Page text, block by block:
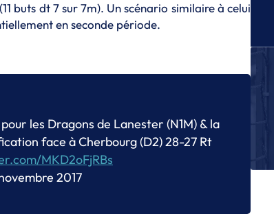
buts dt 7 sur 7m). Un scénario similaire à celui
en seconde période.
les Dragons de Lanester (N1M) & la
face à Cherbourg (D2) 28-27 Rt
MKD2oFjRBs
2017